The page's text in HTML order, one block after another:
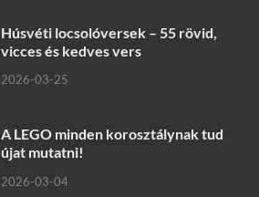
Húsvéti locsolóversek – 55 rövid,
vicces és kedves vers
2026-03-25
A LEGO minden korosztálynak tud
újat mutatni!
2026-03-04